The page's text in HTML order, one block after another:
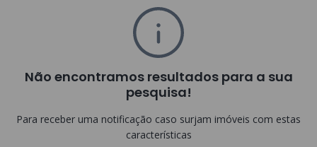
Não encontramos resultados para a sua
pesquisa!
Para receber uma notificação caso surjam imóveis com estas
características